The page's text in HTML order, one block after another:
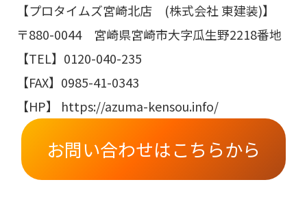
【プロタイムズ宮崎北店 (株式会社 東建装)】
〒880-0044 宮崎県宮崎市大字瓜生野2218番地
【TEL】0120-040-235
【FAX】0985-41-0343
【HP】 https://azuma-kensou.info/
お問い合わせはこちらから